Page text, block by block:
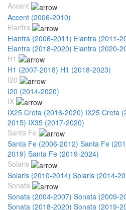
Accent
Accent (2006-2010)
Elantra
Elantra (2006-2011) Elantra (2011-
Elantra (2018-2020) Elantra (2020-
H1
H1 (2007-2018) H1 (2018-2023)
I20
I20 (2014-2020)
IX
IX25 Creta (2016-2020) IX25 Creta
2015) IX35 (2017-2020)
Santa Fe
Santa Fe (2006-2012) Santa Fe
2019) Santa Fe (2019-2024)
Solaris
Solaris (2010-2014) Solaris (2014-
Sonata
Sonata (2004-2007) Sonata (2009-
Sonata (2018-2020) Sonata (2019-